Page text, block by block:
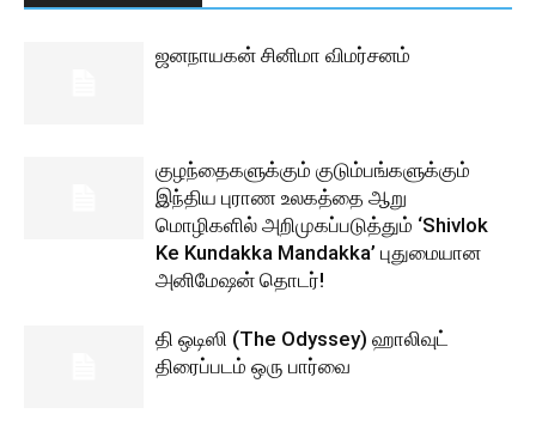
ஜனநாயகன் சினிமா விமர்சனம்
குழந்தைகளுக்கும் குடும்பங்களுக்கும்
இந்திய புராண உலகத்தை ஆறு
மொழிகளில் அறிமுகப்படுத்தும் ‘Shivlok
Ke Kundakka Mandakka’ புதுமையான
அனிமேஷன் தொடர்!
தி ஒடிஸி (The Odyssey) ஹாலிவுட்
திரைப்படம் ஒரு பார்வை